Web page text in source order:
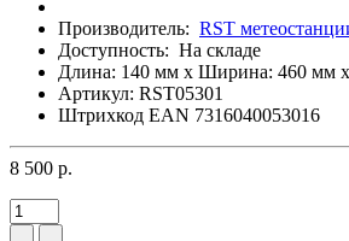
Производитель: RST
Доступность: На складе
Длина: 140 мм x Ширина: 460 мм
Артикул: RST05301
Штрихкод EAN 7316040053016
8 500 р.